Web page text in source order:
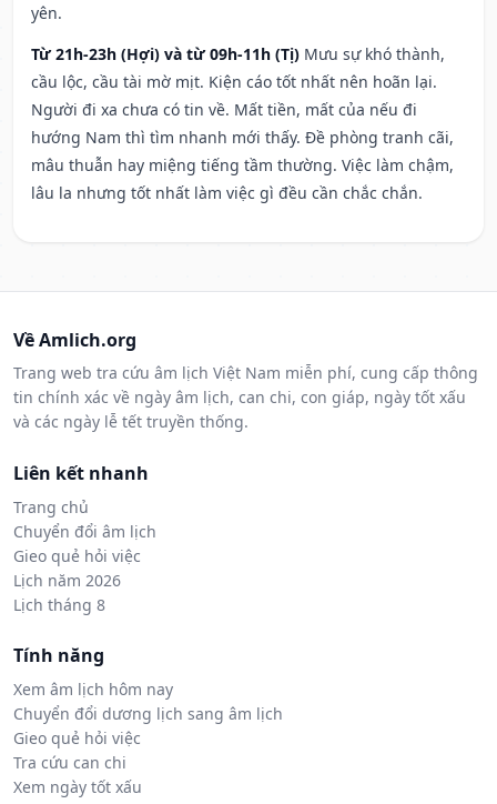
yên.
Từ 21h-23h (Hợi) và từ 09h-11h (Tị) Mưu sự khó thành,
cầu lộc, cầu tài mờ mịt. Kiện cáo tốt nhất nên hoãn lại.
Người đi xa chưa có tin về. Mất tiền, mất của nếu đi
hướng Nam thì tìm nhanh mới thấy. Đề phòng tranh cãi,
mâu thuẫn hay miệng tiếng tầm thường. Việc làm chậm,
lâu la nhưng tốt nhất làm việc gì đều cần chắc chắn.
Về Amlich.org
Trang web tra cứu âm lịch Việt Nam miễn phí, cung cấp thông
tin chính xác về ngày âm lịch, can chi, con giáp, ngày tốt xấu
và các ngày lễ tết truyền thống.
Liên kết nhanh
Trang chủ
Chuyển đổi âm lịch
Gieo quẻ hỏi việc
Lịch năm 2026
Lịch tháng 8
Tính năng
Xem âm lịch hôm nay
Chuyển đổi dương lịch sang âm lịch
Gieo quẻ hỏi việc
Tra cứu can chi
Xem ngày tốt xấu